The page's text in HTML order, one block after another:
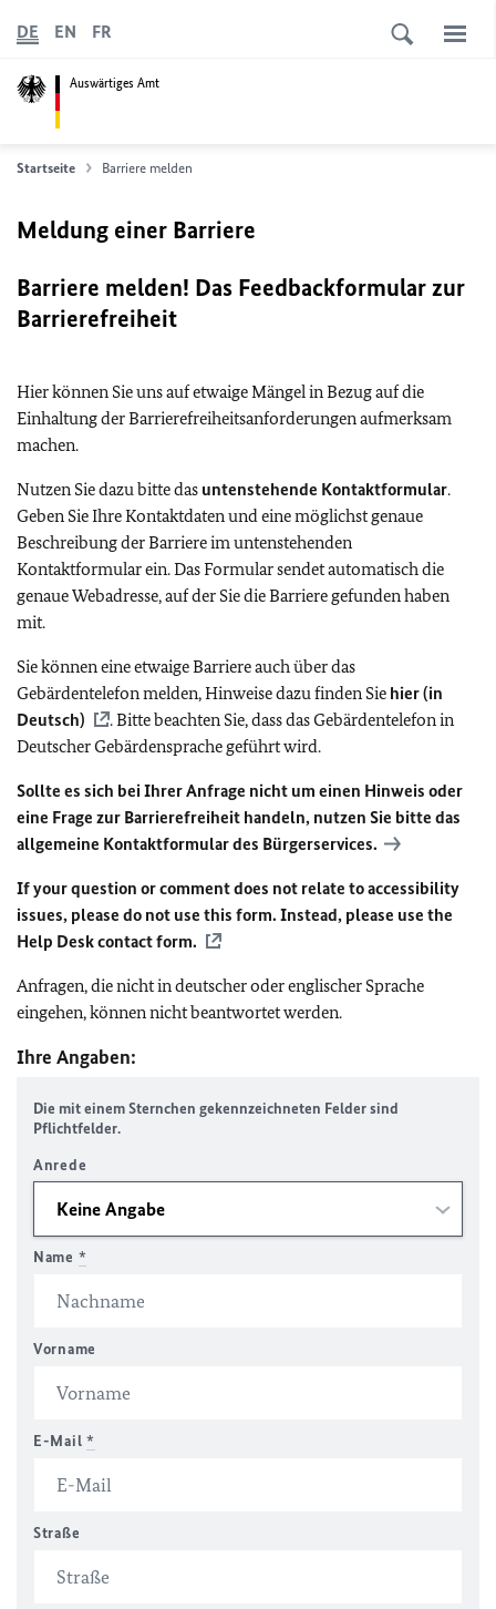
Auswärtiges Amt
DE EN FR
Startseite Barriere melden
Meldung einer Barriere
Barriere melden! Das Feedbackformular zur
Barrierefreiheit
Hier können Sie uns auf etwaige Mängel in Bezug auf die
Einhaltung der Barrierefreiheitsanforderungen aufmerksam
machen.
Nutzen Sie dazu bitte das untenstehende Kontaktformular.
Geben Sie Ihre Kontaktdaten und eine möglichst genaue
Beschreibung der Barriere im untenstehenden
Kontaktformular ein. Das Formular sendet automatisch die
genaue Webadresse, auf der Sie die Barriere gefunden haben
mit.
Sie können eine etwaige Barriere auch über das
Gebärdentelefon melden, Hinweise dazu finden Sie hier (in
Deutsch)
. Bitte beachten Sie, dass das Gebärdentelefon in
Deutscher Gebärdensprache geführt wird.
Sollte es sich bei Ihrer Anfrage nicht um einen Hinweis oder
eine Frage zur Barrierefreiheit handeln, nutzen Sie bitte das
allgemeine Kontaktformular des Bürgerservices.
If your question or comment does not relate to accessibility
issues, please do not use this form. Instead, please use the
Help Desk contact form.
Anfragen, die nicht in deutscher oder englischer Sprache
eingehen, können nicht beantwortet werden.
Ihre Angaben:
Die mit einem Sternchen gekennzeichneten Felder sind
Pflichtfelder.
Anrede
Name *
Vorname
E-Mail *
Straße